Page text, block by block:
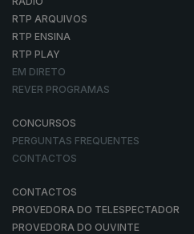
RTP ARQUIVOS
RTP ENSINA
RTP PLAY
EM DIRETO
REVER PROGRAMAS
CONCURSOS
PERGUNTAS FREQUENTES
CONTACTOS
CONTACTOS
PROVEDORA DO TELESPECTADOR
PROVEDORA DO OUVINTE